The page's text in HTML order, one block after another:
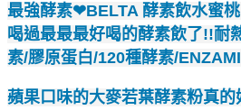
最強酵素❤BELTA 酵素飲水蜜
喝過最最最好喝的酵素飲了!!耐
素/膠原蛋白/120種酵素/
蘋果口味的大麥若葉酵素粉真